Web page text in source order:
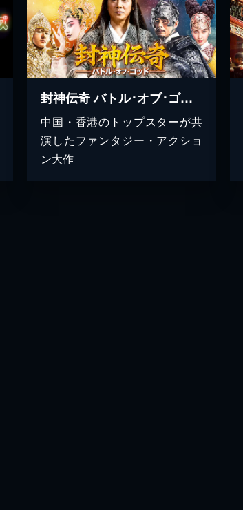
封神伝奇 バトル･オブ･ゴッド
中国・香港のトップスターが共
演したファンタジー・アクショ
ン大作